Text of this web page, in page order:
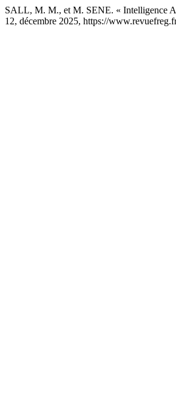
SALL, M. M., et M. SENE. « Intelligence
12, décembre 2025, https://